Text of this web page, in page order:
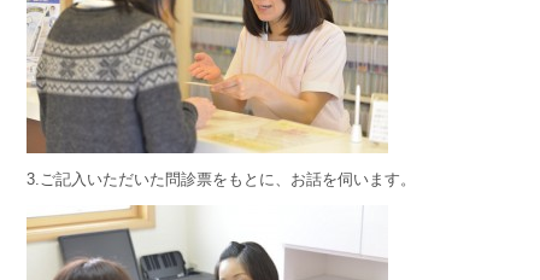
3.ご記入いただいた問診票をもとに、お話を伺います。